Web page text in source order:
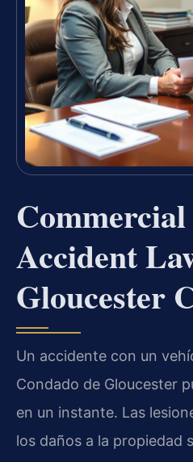
Accident
Gloucester
Un accidente con un
Condado de Gloucester
en un instante. Las
los daños a la propiedad